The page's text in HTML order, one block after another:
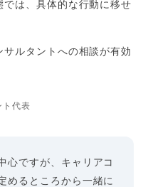
は、具体的な行動に移せ
ルタントへの相談が有効
ト代表
心ですが、キャリアコ
めるところから一緒に